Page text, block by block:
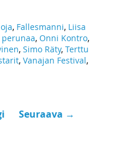
, Fallesmanni, Liisa
perunaa,Onni Kontro,
,Simo Räty,Terttu
,Vanajan Festival,
Seuraava →